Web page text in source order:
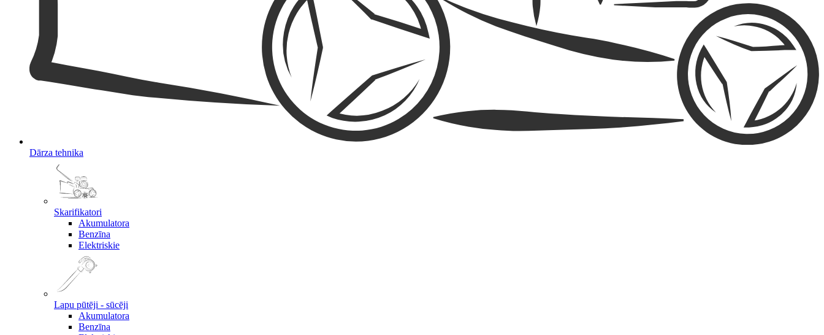
Dārza tehnika
Skarifikatori
Akumulatora
Benzīna
Elektriskie
Lapu pūtēji - sūcēji
Akumulatora
Benzīna